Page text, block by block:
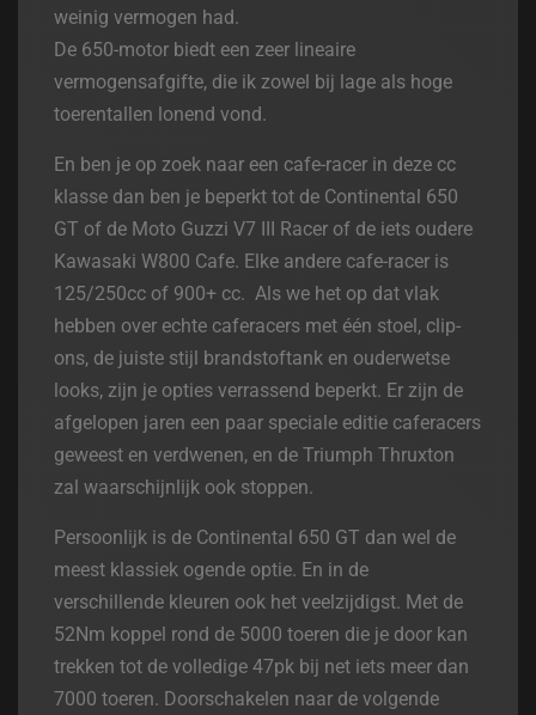
weinig vermogen had.
De 650-motor biedt een zeer lineaire
vermogensafgifte, die ik zowel bij lage als hoge
toerentallen lonend vond.
En ben je op zoek naar een cafe-racer in deze cc
klasse dan ben je beperkt tot de Continental 650
GT of de Moto Guzzi V7 III Racer of de iets oudere
Kawasaki W800 Cafe. Elke andere cafe-racer is
125/250cc of 900+ cc. Als we het op dat vlak
hebben over echte caferacers met één stoel, clip-
ons, de juiste stijl brandstoftank en ouderwetse
looks, zijn je opties verrassend beperkt. Er zijn de
afgelopen jaren een paar speciale editie caferacers
geweest en verdwenen, en de Triumph Thruxton
zal waarschijnlijk ook stoppen.
Persoonlijk is de Continental 650 GT dan wel de
meest klassiek ogende optie. En in de
verschillende kleuren ook het veelzijdigst. Met de
52Nm koppel rond de 5000 toeren die je door kan
trekken tot de volledige 47pk bij net iets meer dan
7000 toeren. Doorschakelen naar de volgende